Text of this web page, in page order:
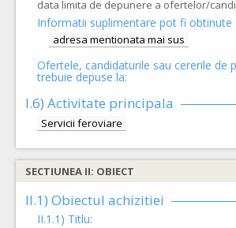
data limita de depunere a ofertelor/
Informatii suplimentare pot fi obtinute
adresa mentionata mai sus
Ofertele, candidaturile sau cererile de
trebuie depuse la:
I.6) Activitate principala
Servicii feroviare
SECTIUNEA II: OBIECT
II.1) Obiectul achizitiei
II.1.1) Titlu: